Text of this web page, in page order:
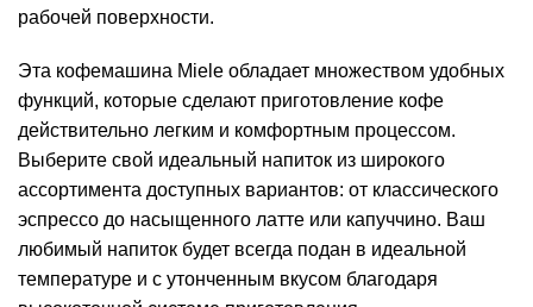
рабочей поверхности.
Эта кофемашина Miele обладает множеством удобных
функций, которые сделают приготовление кофе
действительно легким и комфортным процессом.
Выберите свой идеальный напиток из широкого
ассортимента доступных вариантов: от классического
эспрессо до насыщенного латте или капуччино. Ваш
любимый напиток будет всегда подан в идеальной
температуре и с утонченным вкусом благодаря